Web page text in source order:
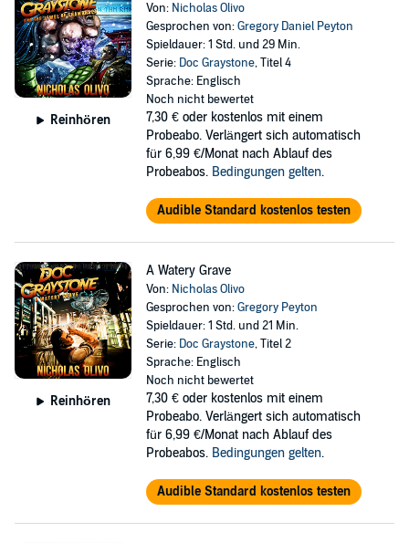
Reinhören
Von: Nicholas Olivo
Gesprochen von:Gregory Daniel Peyton
Spieldauer: 1 Std. und 29 Min.
Serie: Doc Graystone, Titel 4
Sprache: Englisch
Noch nicht bewertet
7,30 € oder kostenlos mit einem
Probeabo. Verlängert sich automatisch
für 6,99 €/Monat nach Ablauf des
Probeabos. Bedingungen gelten.
Audible Standard kostenlos testen
Reinhören
A Watery Grave
Von: Nicholas Olivo
Gesprochen von:Gregory Peyton
Spieldauer: 1 Std. und 21 Min.
Serie: Doc Graystone, Titel 2
Sprache: Englisch
Noch nicht bewertet
7,30 € oder kostenlos mit einem
Probeabo. Verlängert sich automatisch
für 6,99 €/Monat nach Ablauf des
Probeabos. Bedingungen gelten.
Audible Standard kostenlos testen